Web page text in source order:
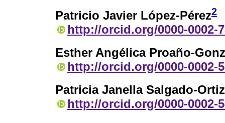
Patricio Javier López-Pérez2
http://orcid.org/0000-0002-
Esther Angélica Proaño-
http://orcid.org/0000-0002-
Patricia Janella Salgado-Ortiz
http://orcid.org/0000-0002-